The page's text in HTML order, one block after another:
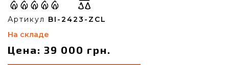
Артикул BI-2423-ZCL
На складе
Цена: 39 000 грн.